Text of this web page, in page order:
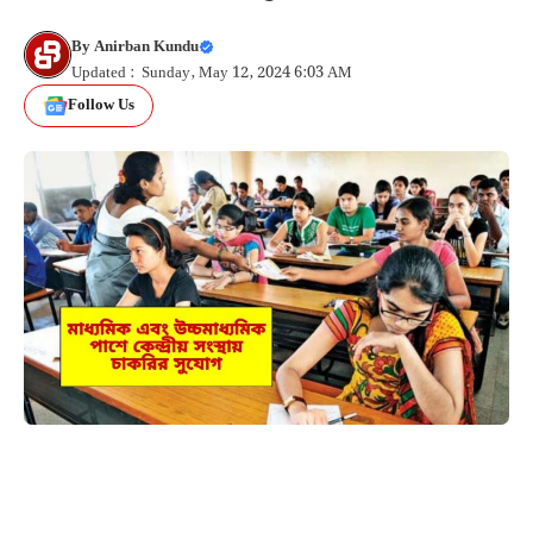
ByAnirban Kundu
Updated : Sunday, May 12, 2024 6:03 AM
Follow Us